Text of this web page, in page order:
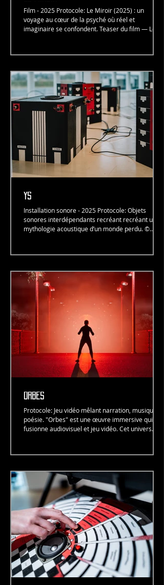
Film - 2025 Protocole: Le Miroir (2025) : un
voyage au cœur de la psyché où réel et
imaginaire se confondent. Teaser du film — Le
personnage explore les différentes strates de sa
Guidé par un prisme lumineux, il s’aventure dans
les méandres de son esprit, où la perception se
trouble, le temps se distord et la frontière entre
réel et imaginai
Ys
Installation sonore - 2025 Protocole: Objets
sonores interdépendants recréant recréant une
mythologie acoustique d’un monde perdu. ©...
ORBES
Protocole: Jeu vidéo mêlant narration, musique &
poésie. "Orbes" est une œuvre immersive qui
fusionne audiovisuel et jeu vidéo. Cet univers
narratives. Le jeu vidéo permet l’expérience d’une
une expérience pourtant bien ancrée dans le
réel.